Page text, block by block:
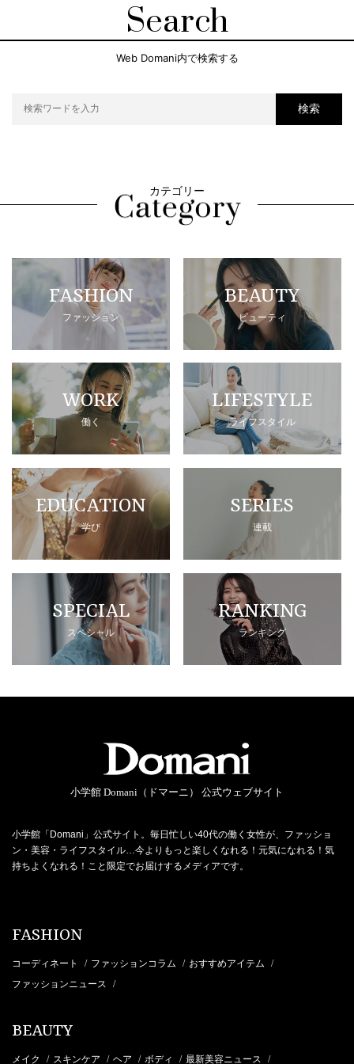
Search
Web Domani内で検索する
検索
カテゴリー
FASHION
ファッション
BEAUTY
ビューティ
WORK
働く
LIFESTYLE
ライフスタイル
EDUCATION
学び
SERIES
連載
SPECIAL
スペシャル
RANKING
ランキング
小学館 Domani（ドマーニ） 公式ウェブサイト
小学館「Domani」公式サイト。毎日忙しい40代の働く女性が、ファッショ
ン・美容・ライフスタイル…今よりもっと楽しくなれる！元気になれる！気
持ちよくなれる！こと限定でお届けするメディアです。
FASHION
コーディネート / ファッションコラム / おすすめアイテム /
ファッションニュース /
BEAUTY
メイク / スキンケア / ヘア / ボディ / 最新美容ニュース /